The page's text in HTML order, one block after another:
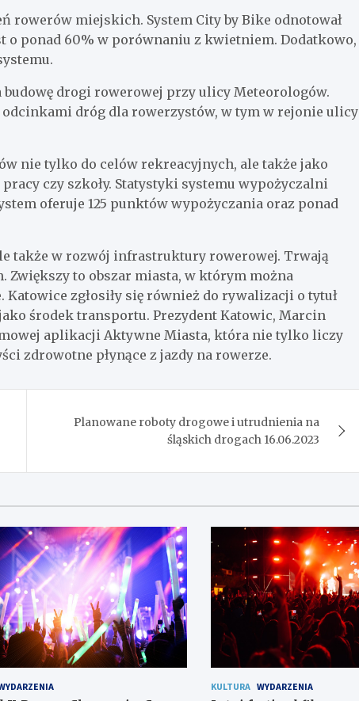
rowerów miejskich. System City by Bike odnotował
o ponad 60% w porównaniu z kwietniem. Dodatkowo,
budowę drogi rowerowej przy ulicy Meteorologów.
dróg dla rowerzystów, w tym w rejonie ulicy
nie tylko do celów rekreacyjnych, ale także jako
czy szkoły. Statystyki systemu wypożyczalni
oferuje 125 punktów wypożyczania oraz ponad
także w rozwój infrastruktury rowerowej. Trwają
to obszar miasta, w którym można
zgłosiły się również do rywalizacji o tytuł
środek transportu. Prezydent Katowic, Marcin
aplikacji Aktywne Miasta, która nie tylko liczy
zdrowotne płynące z jazdy na rowerze.
Planowane roboty drogowe i utrudnienia na
śląskich drogach 16.06.2023
KULTURA WYDARZENIA